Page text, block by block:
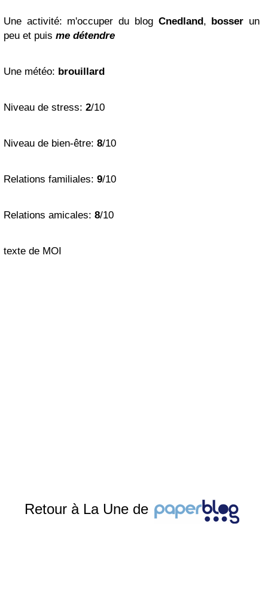
Une activité: m'occuper du blog Cnedland, bosser un
peu et puis me détendre
Une météo: brouillard
Niveau de stress: 2/10
Niveau de bien-être: 8/10
Relations familiales: 9/10
Relations amicales: 8/10
texte de MOI
Retour à La Une de